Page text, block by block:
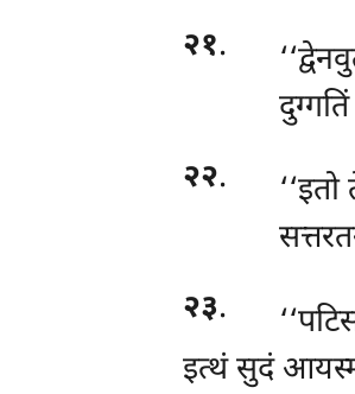
२१.
२२.
२३.
इत्थं सुदं